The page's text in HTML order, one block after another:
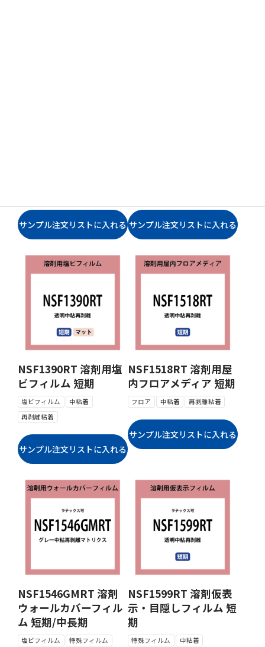
NSF1390RT 溶剤用塩
ビフィルム 短期
塩ビフィルム
中粘着
再剥離粘着
NSF1518RT 溶剤用屋
内フロアメディア 短期
フロア 中粘着 再剥離粘着
NSF1546GMRT 溶剤
ウォールカバーフィル
ム 短期/中長期
塩ビフィルム
特殊フィルム
NSF1599RT 溶剤仮表
示・目隠しフィルム 短
期
特殊フィルム
中粘着